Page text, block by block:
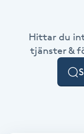
Hittar du
tjänster &